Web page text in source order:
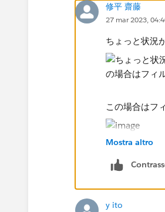
修平 齋藤
27 mar 2023,
ちょっと状況
この場合はフ
Mostra altro
y ito